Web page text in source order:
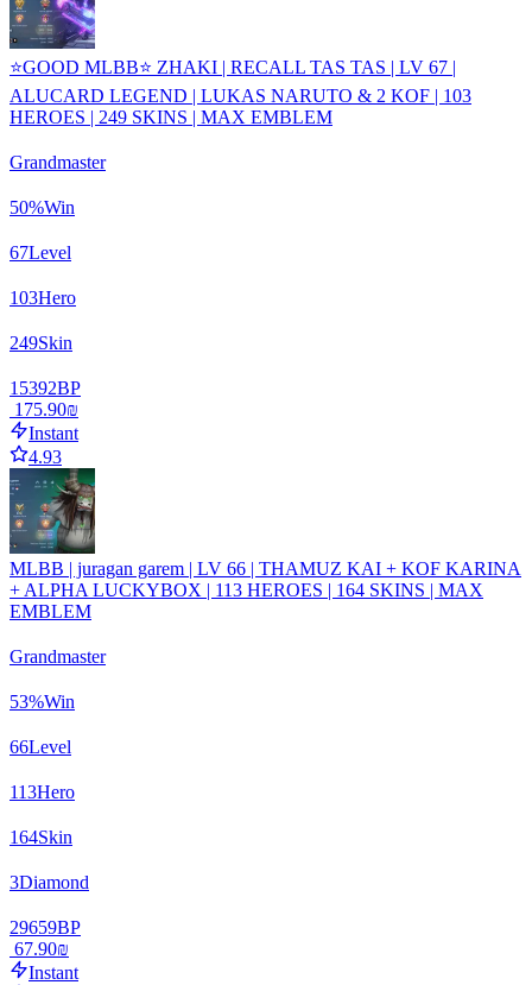
⭐GOOD MLBB⭐ ZHAKI | RECALL TAS TAS | LV 67 |
ALUCARD LEGEND | LUKAS NARUTO & 2 KOF | 103
HEROES | 249 SKINS | MAX EMBLEM
Grandmaster
50%Win
67Level
103Hero
249Skin
15392BP
‏175.90 ‏₪
Instant
4.93
MLBB | juragan garem | LV 66 | THAMUZ KAI + KOF KARINA
+ ALPHA LUCKYBOX | 113 HEROES | 164 SKINS | MAX
EMBLEM
Grandmaster
53%Win
66Level
113Hero
164Skin
3Diamond
29659BP
‏67.90 ‏₪
Instant